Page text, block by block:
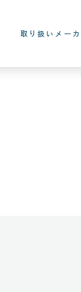
取り扱いメーカ